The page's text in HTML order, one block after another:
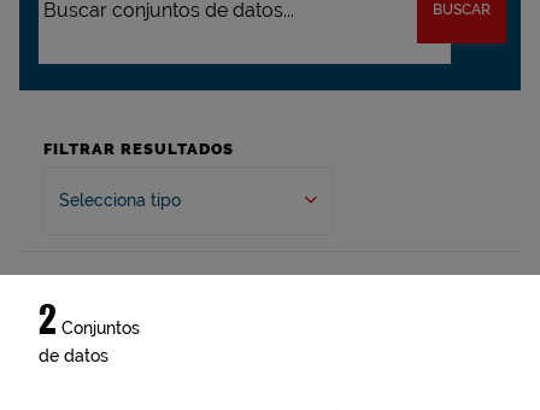
BUSCAR
FILTRAR RESULTADOS
Selecciona tipo
2 Conjuntos
de datos